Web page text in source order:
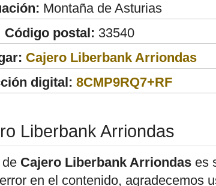
Montaña de Asturias
Código postal: 33540
Cajero Liberbank Arriondas
digital: 8CMP9RQ7+RF
Liberbank Arriondas
Cajero Liberbank Arriondas es
en el contenido, agradecemos